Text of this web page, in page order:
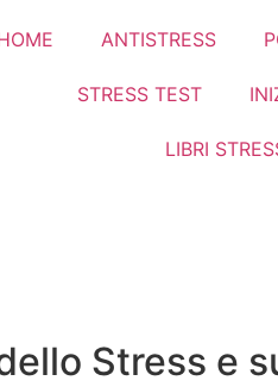
ANTISTRESS
STRESS TEST
LIBRI
Stress e